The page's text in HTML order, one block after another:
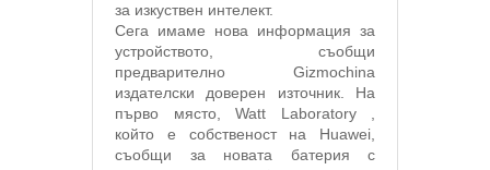
за изкуствен интелект.
Сега имаме нова информация за
устройството, съобщи
предварително Gizmochina
издателски доверен източник. На
първо място, Watt Laboratory ,
който е собственост на Huawei,
съобщи за новата батерия с